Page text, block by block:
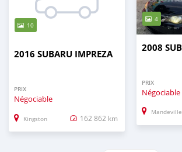
10
2016 SUBARU IMPREZA
PRIX
Négociable
Kingston 162 862 km
4
2008
PRIX
Négociable
Mandeville